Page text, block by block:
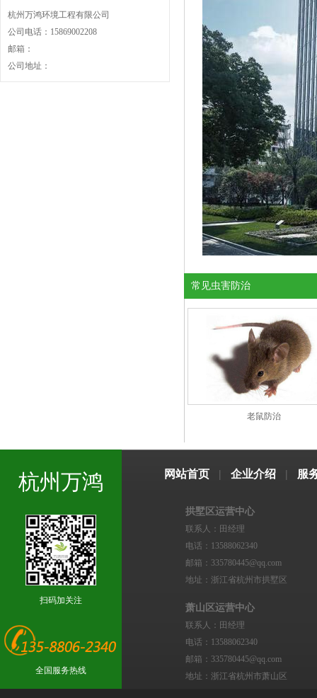
杭州万鸿环境工程有限公司
公司电话：15869002208
邮箱：
公司地址：
常见虫害防治
老鼠防治
杭州万鸿
扫码加关注
全国服务热线
网站首页 | 企业介绍 | 服
拱墅区运营中心
联系人：田经理
电话：13588062340
邮箱：335780445@qq.com
地址：浙江省杭州市拱墅区
萧山区运营中心
联系人：田经理
电话：13588062340
邮箱：335780445@qq.com
地址：浙江省杭州市萧山区